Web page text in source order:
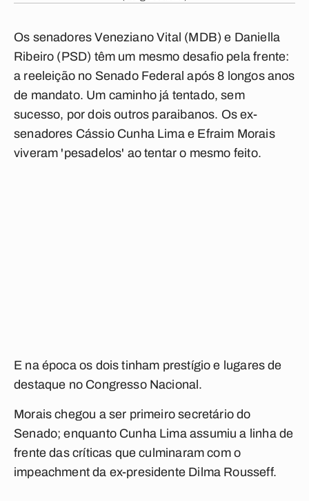
Os senadores Veneziano Vital (MDB) e Daniella
Ribeiro (PSD) têm um mesmo desafio pela frente:
a reeleição no Senado Federal após 8 longos anos
de mandato. Um caminho já tentado, sem
sucesso, por dois outros paraibanos. Os ex-
senadores Cássio Cunha Lima e Efraim Morais
viveram 'pesadelos' ao tentar o mesmo feito.
E na época os dois tinham prestígio e lugares de
destaque no Congresso Nacional.
Morais chegou a ser primeiro secretário do
Senado; enquanto Cunha Lima assumiu a linha de
frente das críticas que culminaram com o
impeachment da ex-presidente Dilma Rousseff.